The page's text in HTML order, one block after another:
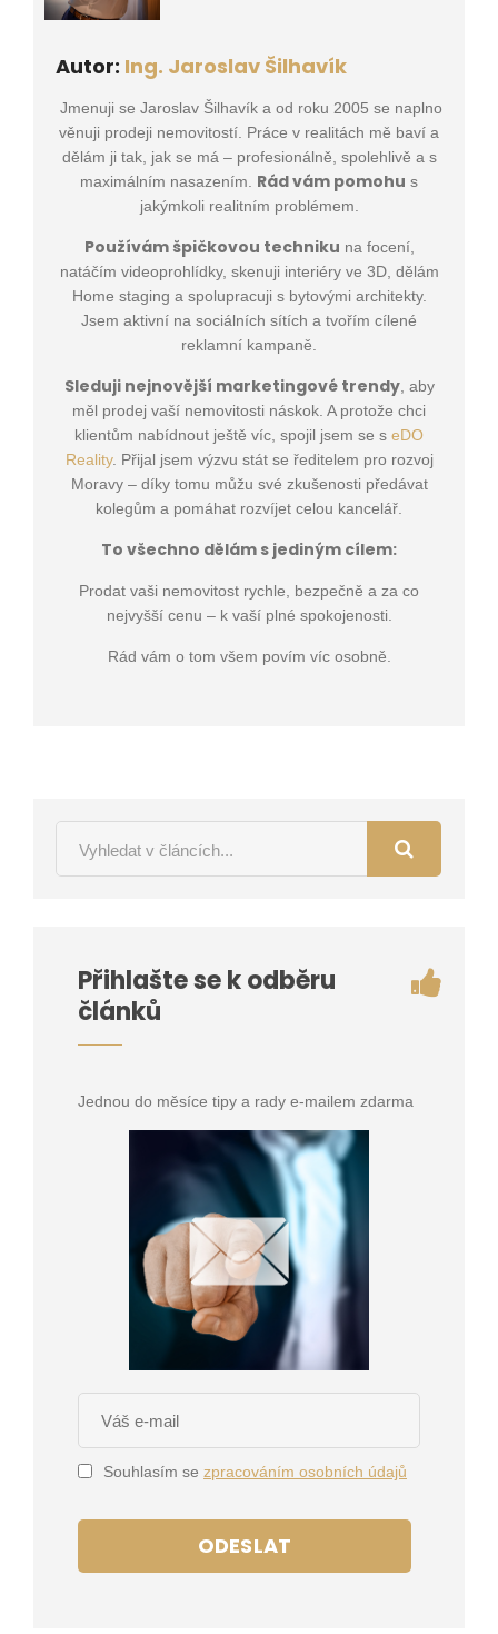
Autor: Ing. Jaroslav Šilhavík
Jmenuji se Jaroslav Šilhavík a od roku 2005 se naplno
věnuji prodeji nemovitostí. Práce v realitách mě baví a
dělám ji tak, jak se má – profesionálně, spolehlivě a s
maximálním nasazením. Rád vám pomohu s
jakýmkoli realitním problémem.
Používám špičkovou techniku na focení,
natáčím videoprohlídky, skenuji interiéry ve 3D, dělám
Home staging a spolupracuji s bytovými architekty.
Jsem aktivní na sociálních sítích a tvořím cílené
reklamní kampaně.
Sleduji nejnovější marketingové trendy, aby
měl prodej vaší nemovitosti náskok. A protože chci
klientům nabídnout ještě víc, spojil jsem se s eDO
Reality. Přijal jsem výzvu stát se ředitelem pro rozvoj
Moravy – díky tomu můžu své zkušenosti předávat
kolegům a pomáhat rozvíjet celou kancelář.
To všechno dělám s jediným cílem:
Prodat vaši nemovitost rychle, bezpečně a za co
nejvyšší cenu – k vaší plné spokojenosti.
Rád vám o tom všem povím víc osobně.
Přihlašte se k odběru
článků
Jednou do měsíce tipy a rady e-mailem zdarma
Souhlasím se zpracováním osobních údajů
ODESLAT